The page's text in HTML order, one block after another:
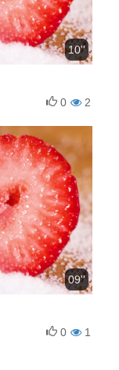
10''
2
0
09''
1
0